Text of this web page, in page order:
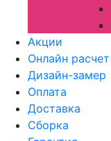
Акции
Онлайн расчет
Дизайн-замер
Оплата
Доставка
Сборка